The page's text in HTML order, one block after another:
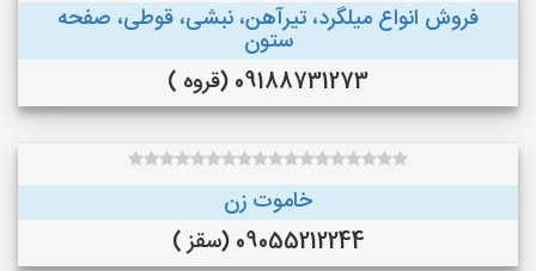
فروش انواع میلگرد، تیرآهن، نبشی، قوطی، صفحه
ستون
09188731273 (قروه )
خاموت زن
09055212244 (سقز )